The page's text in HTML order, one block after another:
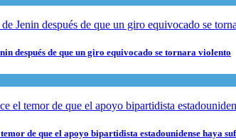
después de que un giro equivocado se tornara violento
de que el apoyo bipartidista estadounidense haya